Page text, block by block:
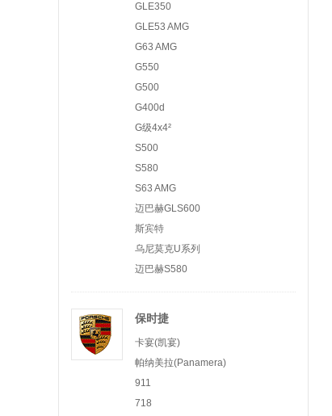
GLE350
GLE53 AMG
G63 AMG
G550
G500
G400d
G级4x4²
S500
S580
S63 AMG
迈巴赫GLS600
斯宾特
乌尼莫克U系列
迈巴赫S580
保时捷
卡宴(凯宴)
帕纳美拉(Panamera)
911
718